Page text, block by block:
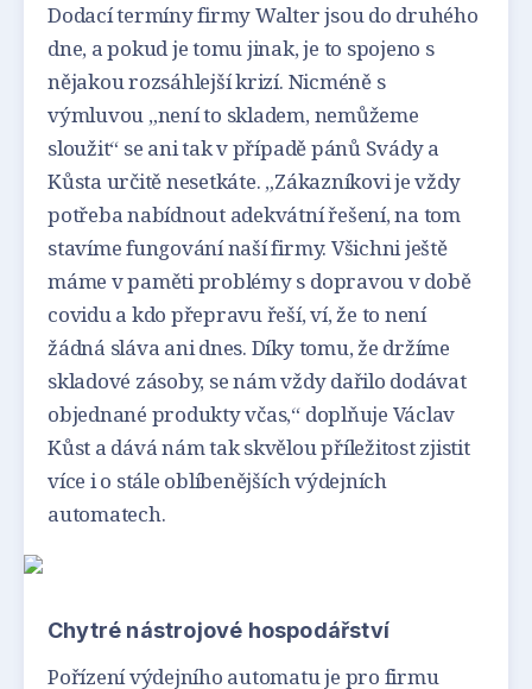
Dodací termíny firmy Walter jsou do druhého
dne, a pokud je tomu jinak, je to spojeno s
nějakou rozsáhlejší krizí. Nicméně s
výmluvou „není to skladem, nemůžeme
sloužit“ se ani tak v případě pánů Svády a
Kůsta určitě nesetkáte. „Zákazníkovi je vždy
potřeba nabídnout adekvátní řešení, na tom
stavíme fungování naší firmy. Všichni ještě
máme v paměti problémy s dopravou v době
covidu a kdo přepravu řeší, ví, že to není
žádná sláva ani dnes. Díky tomu, že držíme
skladové zásoby, se nám vždy dařilo dodávat
objednané produkty včas,“ doplňuje Václav
Kůst a dává nám tak skvělou příležitost zjistit
více i o stále oblíbenějších výdejních
automatech.
Chytré nástrojové hospodářství
Pořízení výdejního automatu je pro firmu